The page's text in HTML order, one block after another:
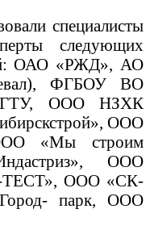
специалисты
следующих
ОАО «РЖД», АО
ФГБОУ ВО
ООО НЗХК
ООО
ООО «Мы строим
ООО
ТЕСТ», ООО «СК-
парк, ООО